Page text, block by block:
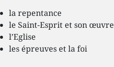
la repentance
le Saint-Esprit et son œuvre
l’Eglise
les épreuves et la foi